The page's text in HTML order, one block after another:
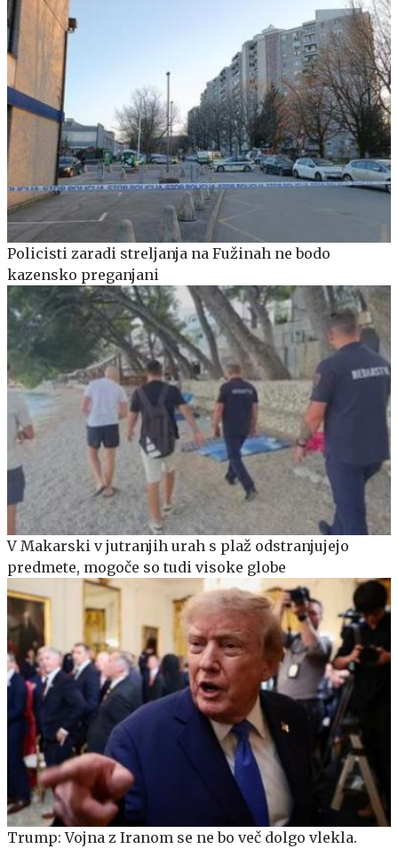
Policisti zaradi streljanja na Fužinah ne bodo
kazensko preganjani
V Makarski v jutranjih urah s plaž odstranjujejo
predmete, mogoče so tudi visoke globe
Trump: Vojna z Iranom se ne bo več dolgo vlekla.